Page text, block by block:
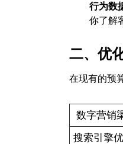
行为数
你了解
二、优
在现有的预
数字营销
搜索引擎